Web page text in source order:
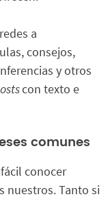
a
consejos,
y otros
con texto e
comunes
conocer
nuestros. Tanto si